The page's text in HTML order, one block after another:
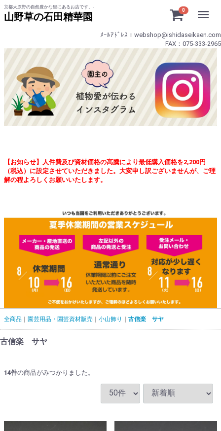
京都大原野の自然豊かな里にあるお店です。-
山野草の石田精華園
0
ﾒｰﾙｱﾄﾞﾚｽ：webshop@ishidaseikaen.com
FAX：075-333-2965
【お知らせ】人件費及び資材価格の高騰により最低購入価格を2,200円
（税込）に設定させていただきました。大変申し訳ございませんが、ご理
解の程よろしくお願いいたします。
全商品 園芸用品・園芸資材販売 小山飾り 古信楽 サヤ
古信楽 サヤ
14件の商品がみつかりました。